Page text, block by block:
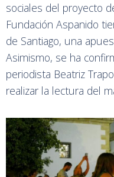
sociales del proyecto
Fundación Aspanido
de Santiago, una
Asimismo, se ha
periodista Beatriz
realizar la lectura del